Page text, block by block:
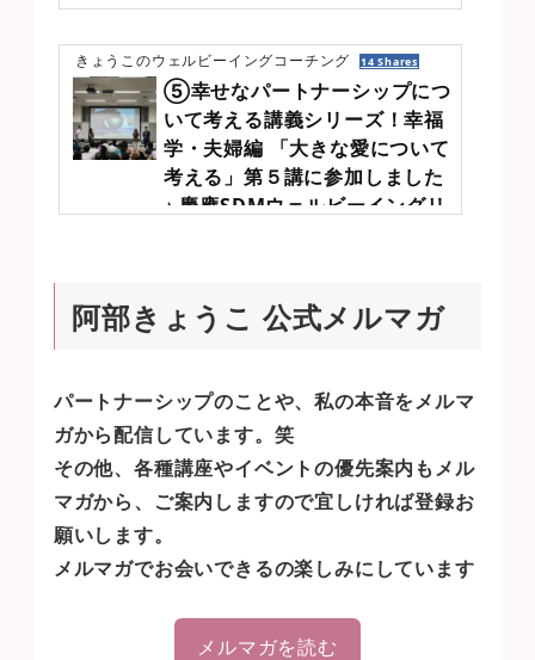
脳梗塞で入院し、既に意識はなく、危険な状態だから早く帰
ら、すぐに飛行機のチケットを購入し、夕方に鶴岡に帰って
きました父は集中治療室の中にいました私が、主治医とお話
出来たのは、22（月）の夕方でした脳の中でも、最も重要な
脳間の部分が広範囲で詰まっていて、病状は良くなく、早く
て今日中、持っ...
きょうこのウェルビーイングコーチング 14 Shares
⑤幸せなパートナーシップにつ
いて考える講義シリーズ！幸福
学・夫婦編 「大きな愛について
考える」第５講に参加しました
♪ 慶應SDMウェルビーイングリ
リサーチラボ全6回に続いて，今日は第５講！テーマは「大きな愛について考え
る」に参加しました〜♪本日も100名以上の方が集まっていますアイスブレイクは
ポーズをしますそれを1分間続けます♪やってみた感想は、私パートナーだった...
阿部きょうこ 公式メルマガ
パートナーシップのことや、私の本音をメルマ
ガから配信しています。笑
その他、各種講座やイベントの優先案内もメル
マガから、ご案内しますので宜しければ登録お
願いします。
メルマガでお会いできるの楽しみにしています
メルマガを読む